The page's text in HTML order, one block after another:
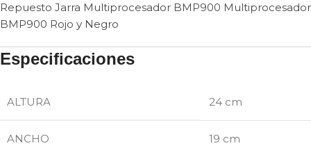
Repuesto Jarra Multiprocesador BMP900 Multiprocesador
BMP900 Rojo y Negro
Especificaciones
ALTURA 24 cm
ANCHO 19 cm